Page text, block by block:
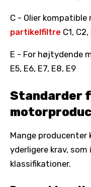
C - Olier kompatible
partikelfiltre C1,
E - For højtydende
E5, E6, E7, E8, E9
Standarder
Mange
yderligere krav,
klassifikationer.